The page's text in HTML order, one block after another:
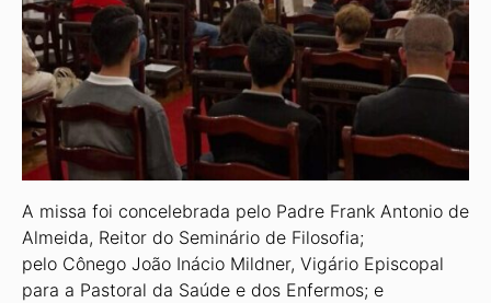
A missa foi concelebrada pelo Padre Frank Antonio de
Almeida, Reitor do Seminário de Filosofia;
pelo Cônego João Inácio Mildner, Vigário Episcopal
para a Pastoral da Saúde e dos Enfermos; e